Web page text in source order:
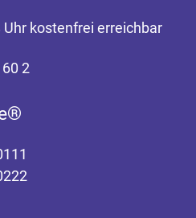
Uhr kostenfrei erreichbar
2